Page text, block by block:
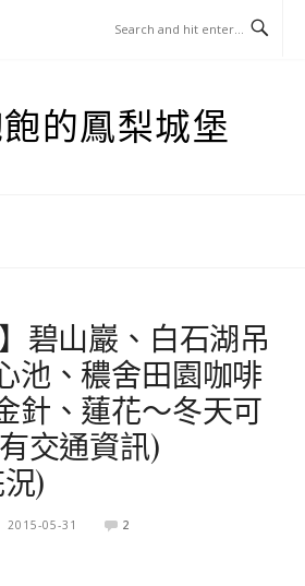
的鳳梨城堡
碧山巖、白石湖吊
池、穠舍田園咖啡
針、蓮花～冬天可
交通資訊)
況)
2015-05-31 2